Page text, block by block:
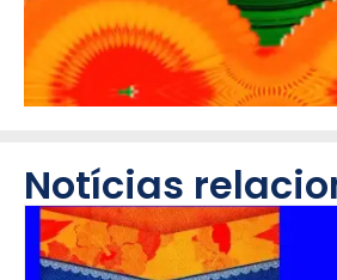
Notícias